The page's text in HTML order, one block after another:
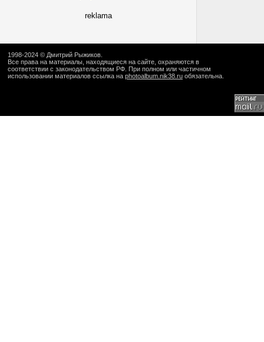
reklama
1998-2024 © Дмитрий Рыжиков
Все права на материалы, находящиеся на сайте, охраняются в
соответствии с законодательством РФ. При полном или частичном
использовании материалов ссылка на photoalbum.nik38.ru обязательна.